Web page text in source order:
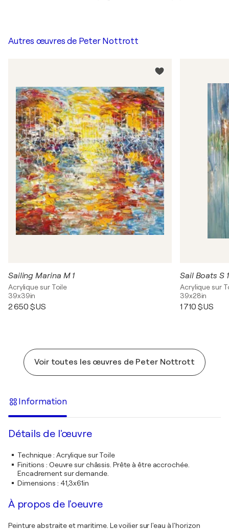
Autres œuvres de Peter Nottrott
Sailing Marina M 1
Acrylique sur Toile
39x39in
2 650 $US
Sail Boats S 1
Acrylique sur
39x28in
1 710 $US
Voir toutes les œuvres de Peter Nottrott
Information
Détails de l'œuvre
Technique: Acrylique sur Toile
Finitions : Oeuvre sur châssis. Prête à être accrochée.
Encadrement sur demande.
Dimensions : 41,3x61in
À propos de l'oeuvre
Peinture abstraite et maritime. Le voilier sur l'eau à l'horizon